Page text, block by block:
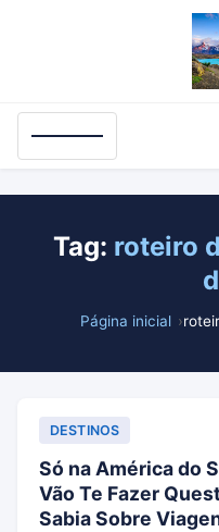
Tag: roteiro
Página inicial
DESTINOS
Só na América do
Vão Te Fazer
Sabia Sobre